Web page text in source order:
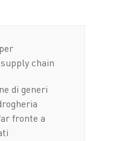
chain
di generi
fronte a